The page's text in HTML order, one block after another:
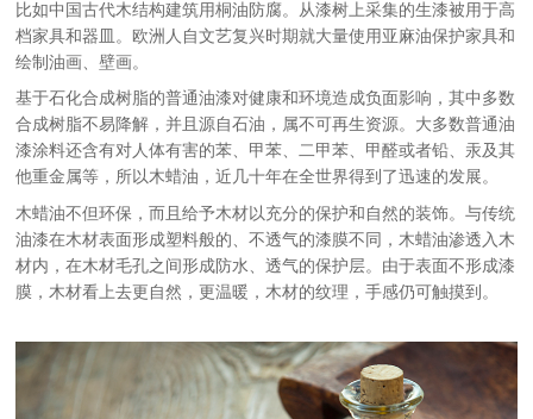
比如中国古代木结构建筑用桐油防腐。从漆树上采集的生漆被用于高
档家具和器皿。欧洲人自文艺复兴时期就大量使用亚麻油保护家具和
绘制油画、壁画。
基于石化合成树脂的普通油漆对健康和环境造成负面影响，其中多数
合成树脂不易降解，并且源自石油，属不可再生资源。大多数普通油
漆涂料还含有对人体有害的苯、甲苯、二甲苯、甲醛或者铅、汞及其
他重金属等，所以木蜡油，近几十年在全世界得到了迅速的发展。
木蜡油不但环保，而且给予木材以充分的保护和自然的装饰。与传统
油漆在木材表面形成塑料般的、不透气的漆膜不同，木蜡油渗透入木
材内，在木材毛孔之间形成防水、透气的保护层。由于表面不形成漆
膜，木材看上去更自然，更温暖，木材的纹理，手感仍可触摸到。